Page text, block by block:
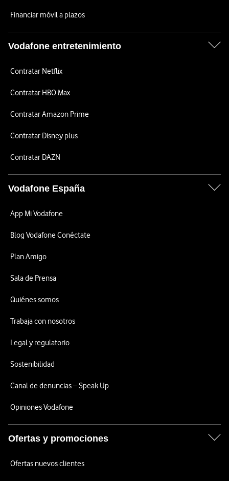
Financiar móvil a plazos
Vodafone entretenimiento
Contratar Netflix
Contratar HBO Max
Contratar Amazon Prime
Contratar Disney plus
Contratar DAZN
Vodafone España
App Mi Vodafone
Blog Vodafone Conéctate
Plan Amigo
Sala de Prensa
Quiénes somos
Trabaja con nosotros
Legal y regulatorio
Sostenibilidad
Canal de denuncias – Speak Up
Opiniones Vodafone
Ofertas y promociones
Ofertas nuevos clientes